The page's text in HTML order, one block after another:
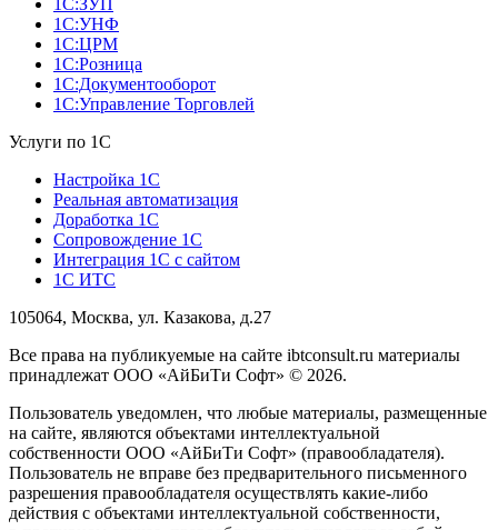
1С:ЗУП
1С:УНФ
1С:ЦРМ
1С:Розница
1С:Документооборот
1С:Управление Торговлей
Услуги по 1С
Настройка 1С
Реальная автоматизация
Доработка 1С
Сопровождение 1С
Интеграция 1С с сайтом
1С ИТС
105064, Москва, ул. Казакова, д.27
Все права на публикуемые на сайте ibtconsult.ru материалы
принадлежат ООО «АйБиТи Софт» © 2026.
Пользователь уведомлен, что любые материалы, размещенные
на сайте, являются объектами интеллектуальной
собственности ООО «АйБиТи Софт» (правообладателя).
Пользователь не вправе без предварительного письменного
разрешения правообладателя осуществлять какие-либо
действия с объектами интеллектуальной собственности,